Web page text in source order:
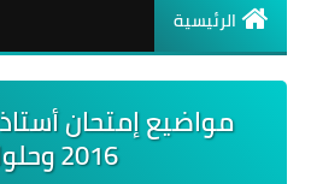
الرئيسية
مواضيع إمتحان
2016 وحلولها